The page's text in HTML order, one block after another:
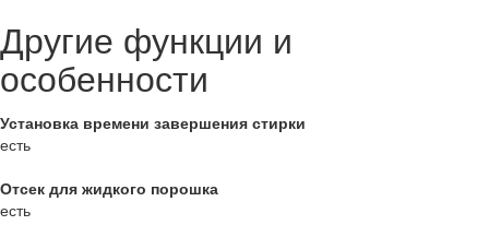
Другие функции и
особенности
Установка времени завершения стирки
есть
Отсек для жидкого порошка
есть